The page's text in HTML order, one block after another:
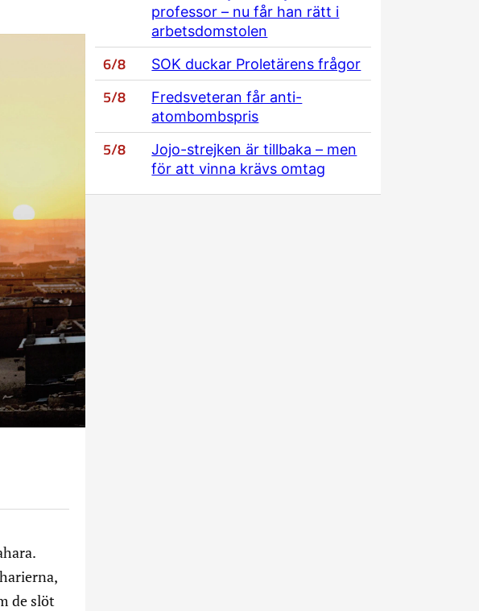
de slöt
professor – nu får han rätt i
arbetsdomstolen
6/8 SOK duckar Proletärens frågor
5/8
Fredsveteran får anti-
atombombspris
5/8
Jojo-strejken är tillbaka – men
för att vinna krävs omtag